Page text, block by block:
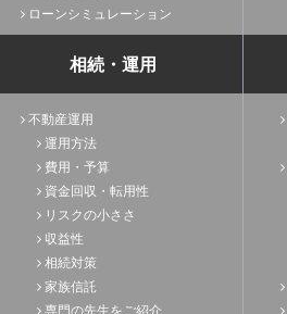
ローンシミュレーション
相続・運用
不動産運用
運用方法
費用・予算
資金回収・転用性
リスクの小ささ
収益性
相続対策
家族信託
専門の先生をご紹介